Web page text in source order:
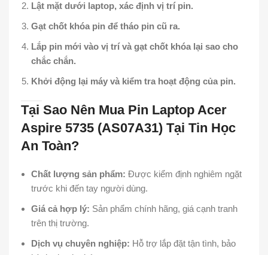
Lật mặt dưới laptop, xác định vị trí pin.
Gạt chốt khóa pin để tháo pin cũ ra.
Lắp pin mới vào vị trí và gạt chốt khóa lại sao cho
chắc chắn.
Khởi động lại máy và kiểm tra hoạt động của pin.
Tại Sao Nên Mua Pin Laptop Acer
Aspire 5735 (AS07A31) Tại Tin Học
An Toàn?
Chất lượng sản phẩm: Được kiểm định nghiêm ngặt
trước khi đến tay người dùng.
Giá cả hợp lý: Sản phẩm chính hãng, giá cạnh tranh
trên thị trường.
Dịch vụ chuyên nghiệp: Hỗ trợ lắp đặt tận tình, bảo